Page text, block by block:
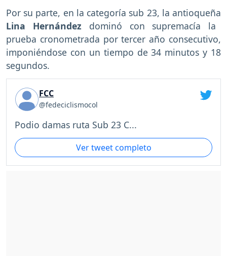
Por su parte, en la categoría sub 23, la antioqueña
Lina Hernández dominó con supremacía la
prueba cronometrada por tercer año consecutivo,
imponiéndose con un tiempo de 34 minutos y 18
segundos.
FCC
@fedeciclismocol
Podio damas ruta Sub 23 C...
Ver tweet completo